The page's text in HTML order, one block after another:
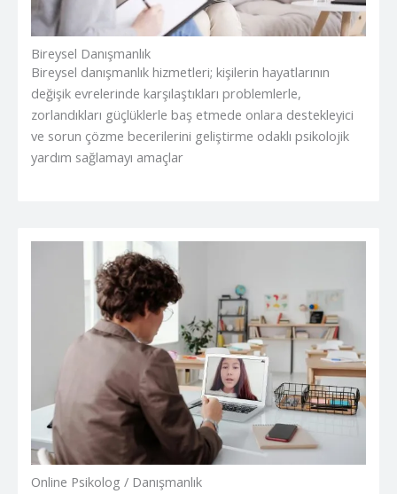
Bireysel Danışmanlık
Bireysel danışmanlık hizmetleri; kişilerin hayatlarının
değişik evrelerinde karşılaştıkları problemlerle,
zorlandıkları güçlüklerle baş etmede onlara destekleyici
ve sorun çözme becerilerini geliştirme odaklı psikolojik
yardım sağlamayı amaçlar
Online Psikolog / Danışmanlık